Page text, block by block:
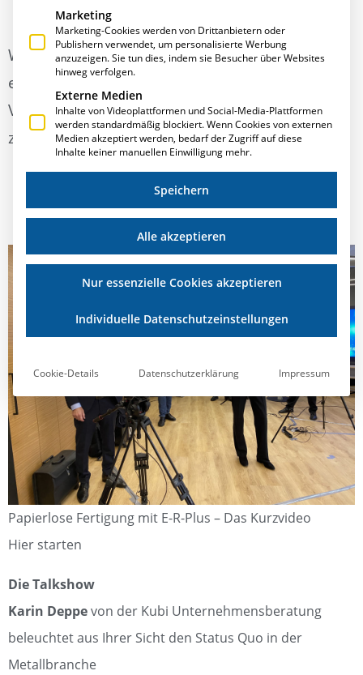
Was erwartet Sie bei der Aufzeichnung des
ersten Digital-Events von T.A.Project? Ein Kurz-
Video gibt Ihnen in nur 1 Minute einen Einblick
zu Themen, Fakten und Meinungen.
Video hier starten
Papierlose Fertigung mit E-R-Plus – Das Kurzvideo
Hier starten
Die Talkshow
Karin Deppevon der Kubi Unternehmensberatung
beleuchtet aus Ihrer Sicht den Status Quo in der
Metallbranche
Marketing
Marketing-Cookies werden von Drittanbietern oder
Publishern verwendet, um personalisierte Werbung
anzuzeigen. Sie tun dies, indem sie Besucher über Websites
hinweg verfolgen.
Externe Medien
Inhalte von Videoplattformen und Social-Media-Plattformen
werden standardmäßig blockiert. Wenn Cookies von externen
Medien akzeptiert werden, bedarf der Zugriff auf diese
Inhalte keiner manuellen Einwilligung mehr.
Speichern
Alle akzeptieren
Nur essenzielle Cookies akzeptieren
Individuelle Datenschutzeinstellungen
Cookie-Details Datenschutzerklärung Impressum